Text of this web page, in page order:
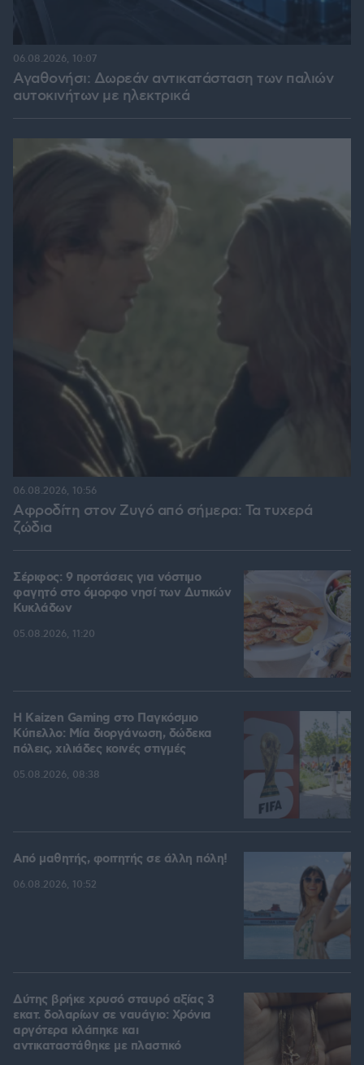
Αγαθονήσι: Δωρεάν αντικατάσταση των παλιών
αυτοκινήτων με ηλεκτρικά
06.08.2026, 10:07
Αφροδίτη στον Ζυγό από σήμερα: Τα τυχερά
ζώδια
06.08.2026, 10:56
Σέριφος: 9 προτάσεις για νόστιμο
φαγητό στο όμορφο νησί των Δυτικών
Κυκλάδων
05.08.2026, 11:20
H Kaizen Gaming στο Παγκόσμιο
Kύπελλο: Μία διοργάνωση, δώδεκα
πόλεις, χιλιάδες κοινές στιγμές
05.08.2026, 08:38
Από μαθητής, φοιτητής σε άλλη πόλη!
06.08.2026, 10:52
Δύτης βρήκε χρυσό σταυρό αξίας 3
εκατ. δολαρίων σε ναυάγιο: Χρόνια
αργότερα κλάπηκε και
αντικαταστάθηκε με πλαστικό